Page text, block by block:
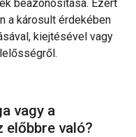
beazonosítása. Ezért
a károsult érdekében
kiejtésével vagy
vagy a
előbbre való?